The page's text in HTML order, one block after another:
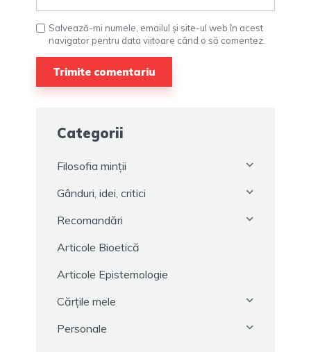
Salvează-mi numele, emailul și site-ul web în acest
navigator pentru data viitoare când o să comentez.
Categorii
Filosofia minții
Gânduri, idei, critici
Recomandări
Articole Bioetică
Articole Epistemologie
Cărțile mele
Personale